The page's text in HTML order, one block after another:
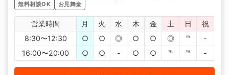
無料相談OK
お見舞金
営業時間 月 火 水 木 金 土 日
祝
8:30〜12:30
○ ○ ◎ ○ ○ ◎ ℡
-
16:00〜20:00
○ ○ - ○ ○ ℡ ℡ -